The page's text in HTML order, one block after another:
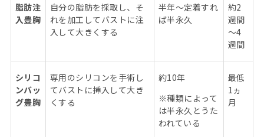
脂肪注
入豊胸
自分の脂肪を採取し、そ
れを加工してバストに注
入して大きくする
半年～定着すれ
ば半永久
約2
週間
～4
週間
シリコ
ンバッ
グ豊胸
専用のシリコンを手術し
てバストに挿入して大き
くする
約10年
※種類によって
は半永久とうた
われている
最低
1 ヵ
月